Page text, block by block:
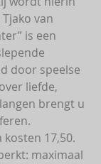
van
is een
door speelse
liefde,
brengt u
kosten 17,50.
maximaal